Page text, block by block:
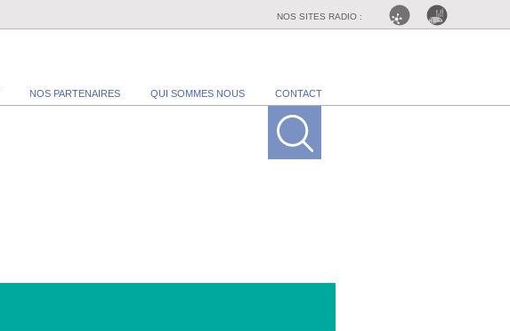
NOS SITES RADIO :
NOS PARTENAIRES QUI SOMMES NOUS CONTACT